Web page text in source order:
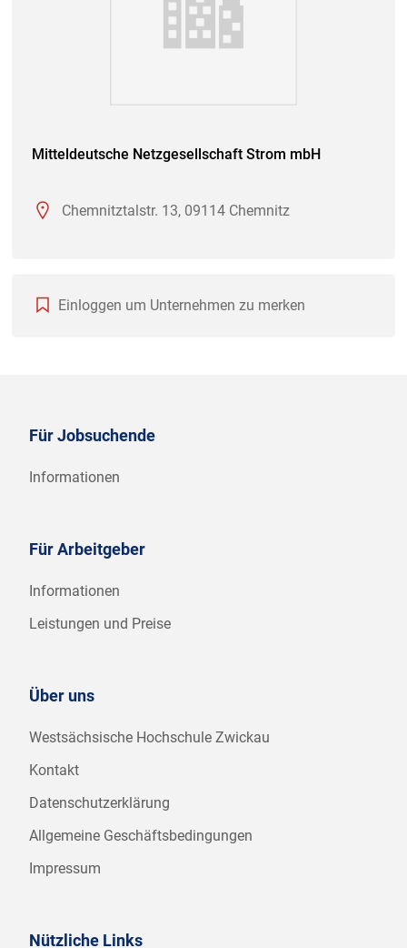
Mitteldeutsche Netzgesellschaft Strom mbH
Chemnitztalstr. 13, 09114 Chemnitz
Einloggen um Unternehmen zu merken
Für Jobsuchende
Informationen
Für Arbeitgeber
Informationen
Leistungen und Preise
Über uns
Westsächsische Hochschule Zwickau
Kontakt
Datenschutzerklärung
Allgemeine Geschäftsbedingungen
Impressum
Nützliche Links